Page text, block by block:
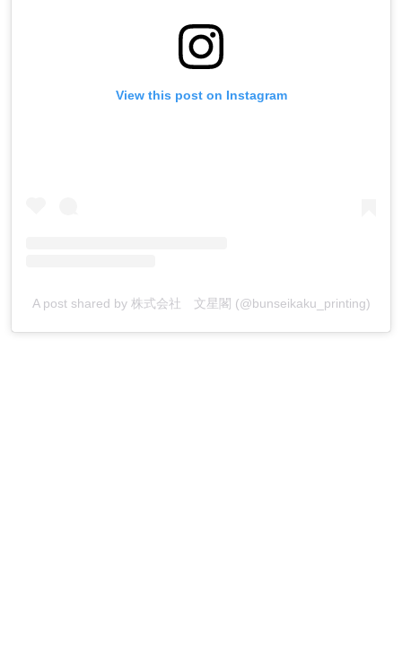
View this post on Instagram
A post shared by 株式会社 文星閣 (@bunseikaku_printing)